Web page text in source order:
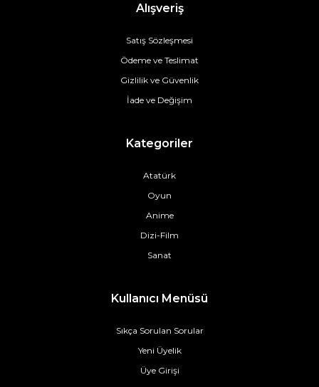
Alışveriş
Satış Sözleşmesi
Ödeme ve Teslimat
Gizlilik ve Güvenlik
İade ve Değişim
Kategoriler
Atatürk
Oyun
Anime
Dizi-Film
Sanat
Kullanıcı Menüsü
Sıkça Sorulan Sorular
Yeni Üyelik
Üye Girişi